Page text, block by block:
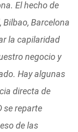
El hecho de
Barcelona
la capilaridad
negocio y
Hay algunas
directa de
se reparte
de las